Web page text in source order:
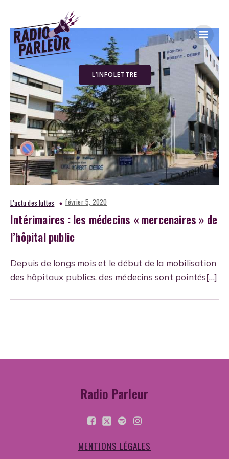
L’INFOLETTRE
L’actu des luttes février 5, 2020
Intérimaires : les médecins « mercenaires » de
l’hôpital public
Depuis de longs mois et le début de la mobilisation
des hôpitaux publics, des médecins sont pointés[…]
Radio Parleur
MENTIONS LÉGALES